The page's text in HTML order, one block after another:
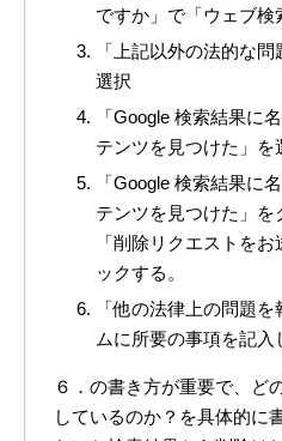
ですか」で「ウェブ検
「上記以外の法的な
選択
「Google 検索結果に
テンツを見つけた」を
「Google 検索結果に
テンツを見つけた」を
「削除リクエストを
ックする。
「他の法律上の問題
ムに所要の事項を記入
６．の書き方が重要で、ど
しているのか？を具体的に